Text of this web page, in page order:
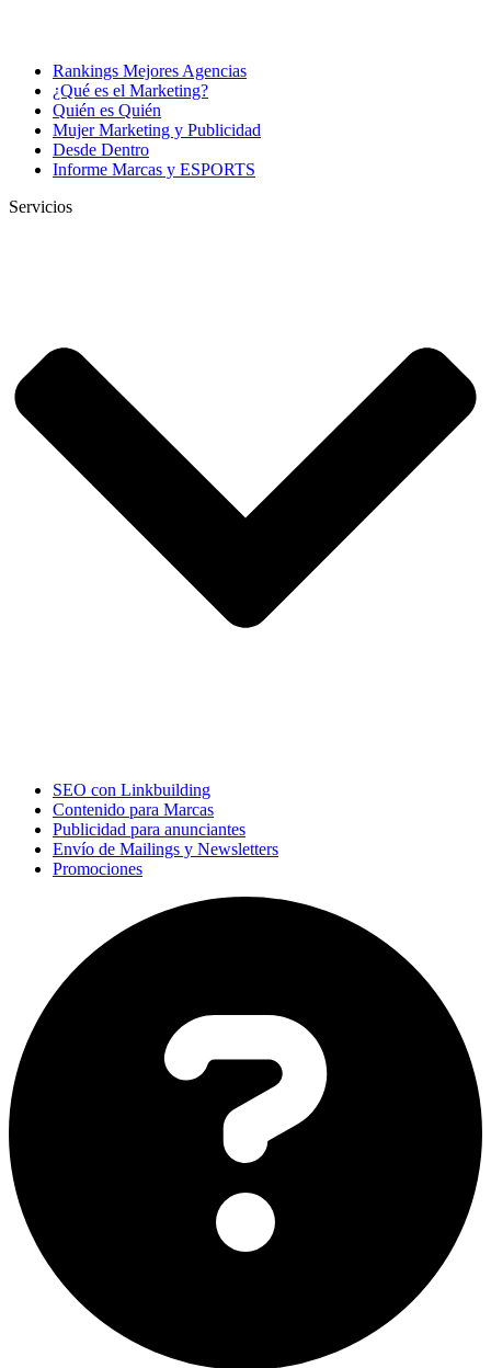
Rankings Mejores Agencias
¿Qué es el Marketing?
Quién es Quién
Mujer Marketing y Publicidad
Desde Dentro
Informe Marcas y ESPORTS
Servicios
SEO con Linkbuilding
Contenido para Marcas
Publicidad para anunciantes
Envío de Mailings y Newsletters
Promociones